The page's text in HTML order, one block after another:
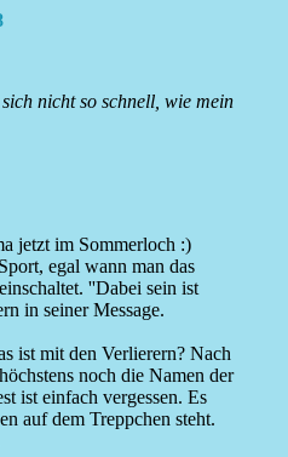
nicht so schnell, wie mein
jetzt im Sommerloch :)
egal wann man das
''Dabei sein ist
in seiner Message.
ist mit den Verlierern? Nach
noch die Namen der
ist einfach vergessen. Es
auf dem Treppchen steht.